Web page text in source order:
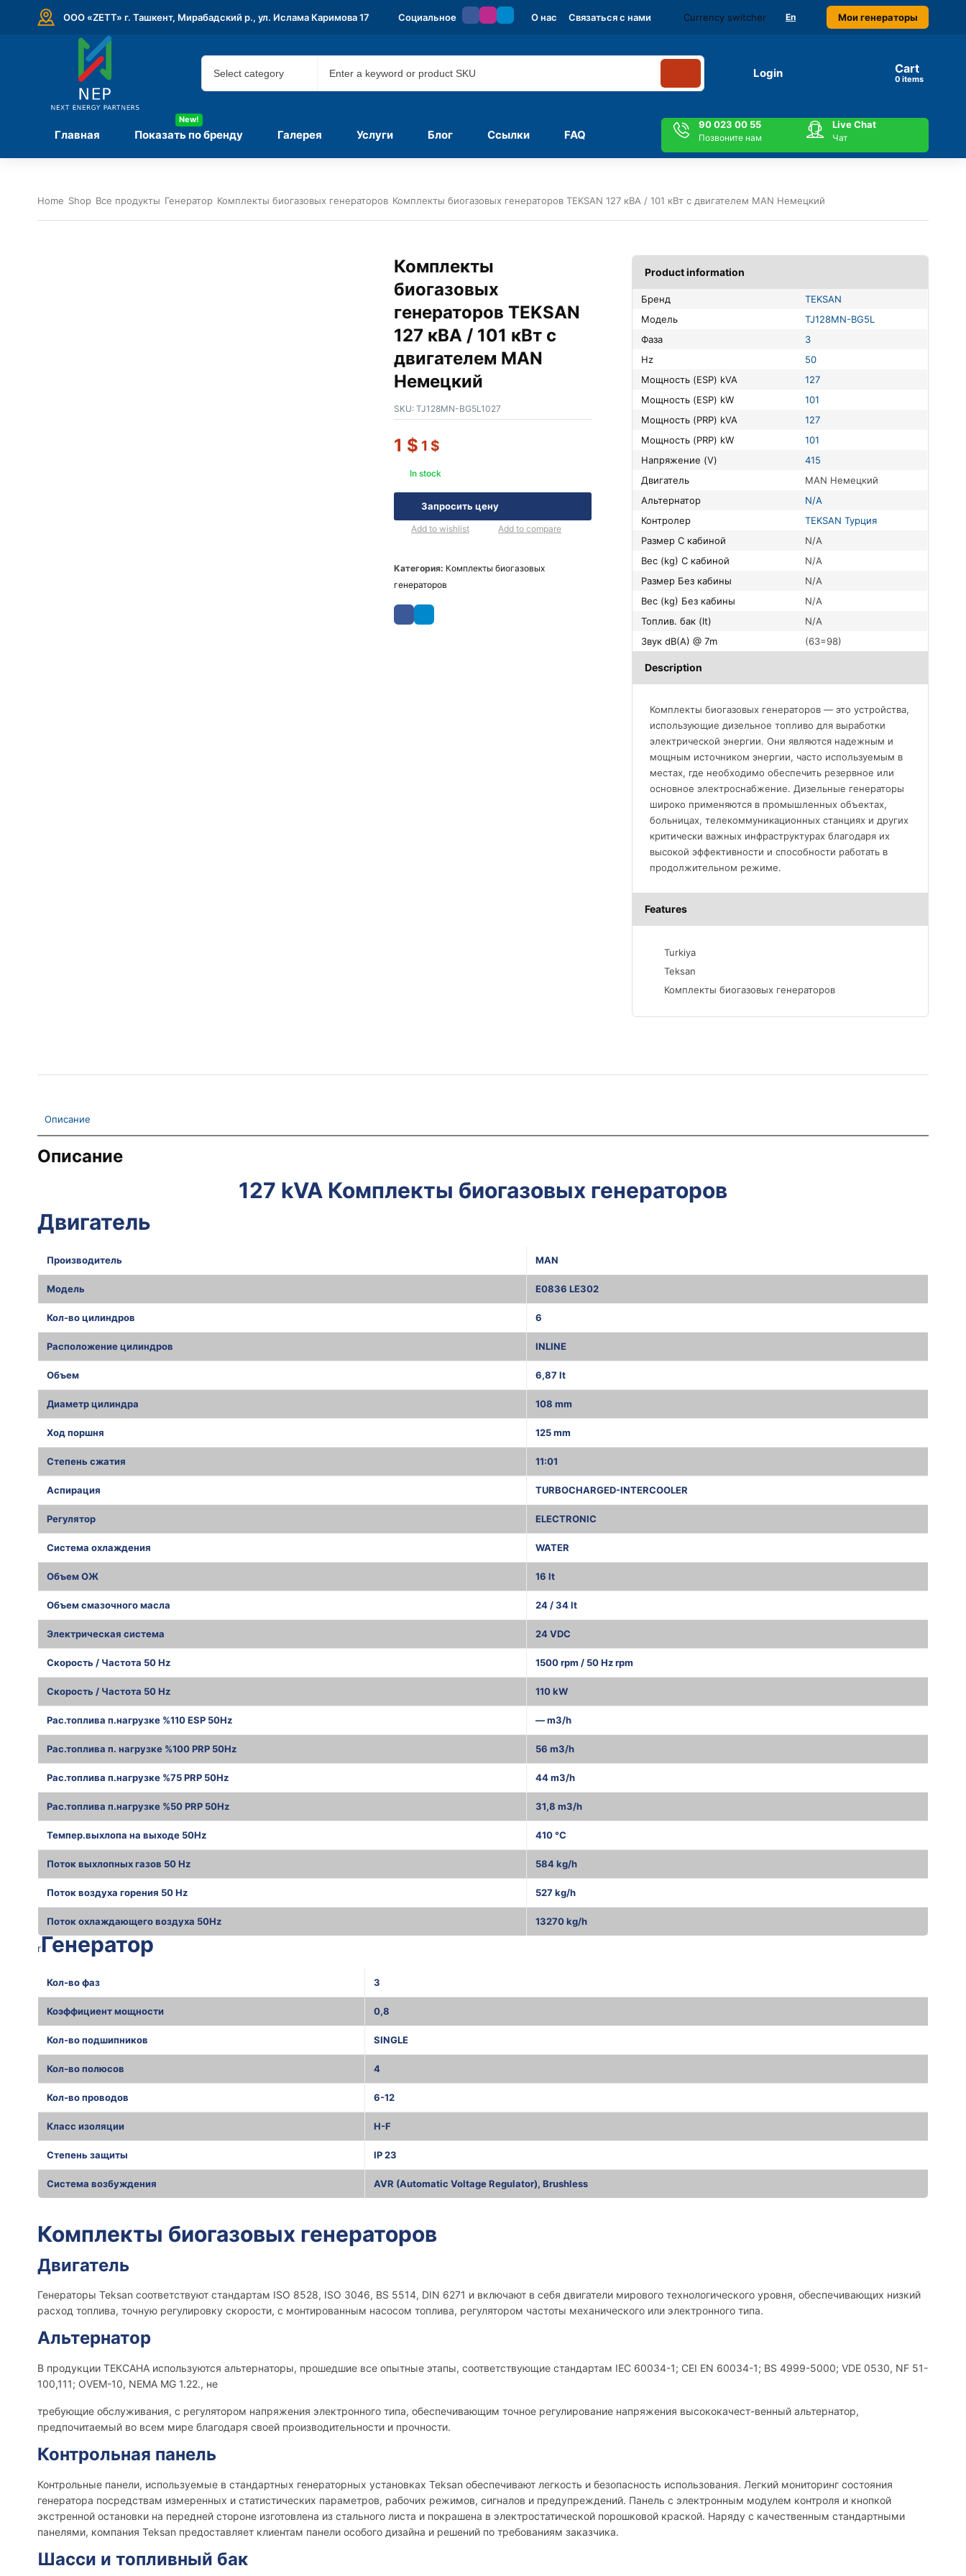
ООО «ZETT» г. Ташкент, Мирабадский р., ул. Ислама Каримова 17 Социальное О нас Связаться с нами Currency switcher En Мои генераторы
Login Cart
items
Главная Показать по бренду
New!
Галерея Услуги Блог Ссылки FAQ
90 023 00 55
Позвоните нам
Live Chat
Чат
Home Shop Все продукты Генератор Комплекты биогазовых генераторов Комплекты биогазовых генераторов TEKSAN 127 кВА / 101 кВт с двигателем MAN Немецкий
Комплекты
биогазовых
генераторов TEKSAN
127 кВА / 101 кВт с
двигателем MAN
Немецкий
SKU: TJ128MN-BG5L1027
1 $ 1 $
In stock
Запросить цену
Add to wishlist Add to compare
Категория: Комплекты биогазовых
генераторов
Product information
Бренд
TEKSAN
Модель
TJ128MN-BG5L
Фаза
3
Hz
50
Мощность (ESP) kVA
127
Мощность (ESP) kW
101
Мощность (PRP) kVA
127
Мощность (PRP) kW
101
Напряжение (V)
415
Двигатель
MAN Немецкий
Альтернатор
N/A
Контролер
TEKSAN Турция
Размер С кабиной
N/A
Вес (kg) С кабиной
N/A
Размер Без кабины
N/A
Вес (kg) Без кабины
N/A
Топлив. бак (lt)
N/A
Звук dB(A) @ 7m
(63=98)
Description
Комплекты биогазовых генераторов — это устройства,
использующие дизельное топливо для выработки
электрической энергии. Они являются надежным и
мощным источником энергии, часто используемым в
местах, где необходимо обеспечить резервное или
основное электроснабжение. Дизельные генераторы
широко применяются в промышленных объектах,
больницах, телекоммуникационных станциях и других
критически важных инфраструктурах благодаря их
высокой эффективности и способности работать в
продолжительном режиме.
Features
Turkiya
Teksan
Комплекты биогазовых генераторов
Описание
Описание
127 kVA Комплекты биогазовых генераторов
Двигатель
Производитель MAN
Модель E0836 LE302
Кол-во цилиндров 6
Расположение цилиндров INLINE
Объем 6,87 lt
Диаметр цилиндра 108 mm
Ход поршня 125 mm
Степень сжатия 11:01
Аспирация TURBOCHARGED-INTERCOOLER
Регулятор ELECTRONIC
Система охлаждения WATER
Объем ОЖ 16 lt
Объем смазочного масла 24 / 34 lt
Электрическая система 24 VDC
Скорость / Частота 50 Hz 1500 rpm / 50 Hz rpm
Скорость / Частота 50 Hz 110 kW
Рас.топлива п.нагрузке %110 ESP 50Hz — m3/h
Рас.топлива п. нагрузке %100 PRP 50Hz 56 m3/h
Рас.топлива п.нагрузке %75 PRP 50Hz 44 m3/h
Рас.топлива п.нагрузке %50 PRP 50Hz 31,8 m3/h
Темпер.выхлопа на выходе 50Hz 410 °C
Поток выхлопных газов 50 Hz 584 kg/h
Поток воздуха горения 50 Hz 527 kg/h
Поток охлаждающего воздуха 50Hz 13270 kg/h
rГенератор
Кол-во фаз 3
Коэффициент мощности 0,8
Кол-во подшипников SINGLE
Кол-во полюсов 4
Кол-во проводов 6-12
Класс изоляции H-F
Степень защиты IP 23
Система возбуждения AVR (Automatic Voltage Regulator), Brushless
Комплекты биогазовых генераторов
Двигатель
Генераторы Teksan соответствуют стандартам ISO 8528, ISO 3046, BS 5514, DIN 6271 и включают в себя двигатели мирового технологического уровня, обеспечивающих низкий
расход топлива, точную регулировку скорости, с монтированным насосом топлива, регулятором частоты механического или электронного типа.
Альтернатор
В продукции ТЕКСАНА используются альтернаторы, прошедшие все опытные этапы, соответствующие стандартам IEC 60034-1; CEI EN 60034-1; BS 4999-5000; VDE 0530, NF 51-
100,111; OVEM-10, NEMA MG 1.22., не
требующие обслуживания, с регулятором напряжения электронного типа, обеспечивающим точное регулирование напряжения высококачест-венный альтернатор,
предпочитаемый во всем мире благодаря своей производительности и прочности.
Контрольная панель
Контрольные панели, используемые в стандартных генераторных установках Teksan обеспечивают легкость и безопасность использования. Легкий мониторинг состояния
генератора посредствам измеренных и статистических параметров, рабочих режимов, сигналов и предупреждений. Панель с электронным модулем контроля и кнопкой
экстренной остановки на передней стороне изготовлена из стального листа и покрашена в электростатической порошковой краской. Наряду с качественным стандартными
панелями, компания Teksan предоставляет клиентам панели особого дизайна и решений по требованиям заказчика.
Шасси и топливный бак